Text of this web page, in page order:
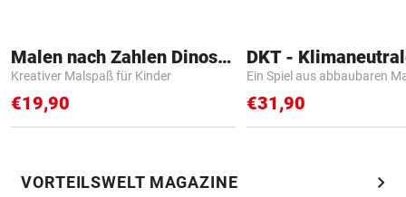
Malen nach Zahlen Dinosaurier
Kreativer Malspaß für Kinder
€19,90
Ein Spiel aus abbaubaren
€31,90
VORTEILSWELT MAGAZINE chevron_right